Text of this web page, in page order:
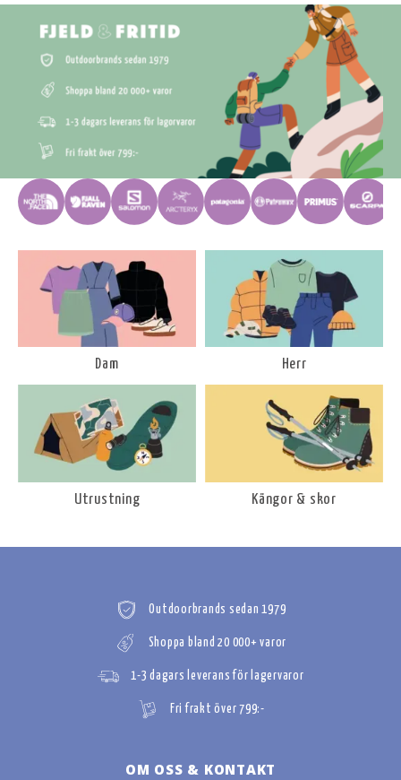
Dam Herr
Utrustning Kängor & skor
Outdoorbrands sedan 1979
Shoppa bland 20 000+ varor
1-3 dagars leverans för lagervaror
Fri frakt över 799:-
OM OSS & KONTAKT